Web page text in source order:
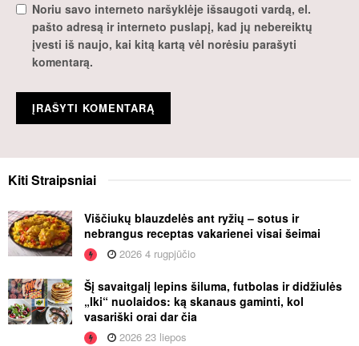
Noriu savo interneto naršyklėje išsaugoti vardą, el.
pašto adresą ir interneto puslapį, kad jų nebereiktų
įvesti iš naujo, kai kitą kartą vėl norėsiu parašyti
komentarą.
KitiStraipsniai
Viščiukų blauzdelės ant ryžių – sotus ir
nebrangus receptas vakarienei visai šeimai
2026 4 rugpjūčio
Šį savaitgalį lepins šiluma, futbolas ir didžiulės
„Iki“ nuolaidos: ką skanaus gaminti, kol
vasariški orai dar čia
2026 23 liepos